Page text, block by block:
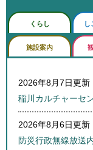
くらし し
施設案内
新
着
報
（
2026年8月7日更新
稲川カルチャーセ
2026年8月6日更新
防災行政無線放送